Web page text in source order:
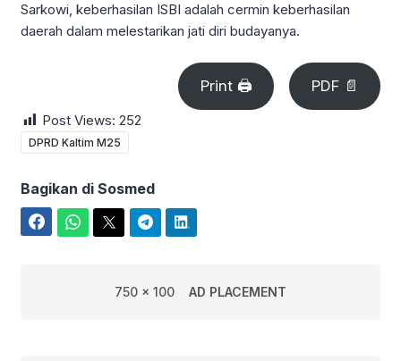
Sarkowi, keberhasilan ISBI adalah cermin keberhasilan
daerah dalam melestarikan jati diri budayanya.
Print 🖨 PDF 📄
Post Views: 252
DPRD Kaltim M25
Bagikan di Sosmed
750 x 100 AD PLACEMENT